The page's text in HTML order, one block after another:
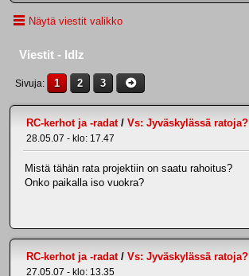
Näytä viestit valikko
Viestit - ldlz
Sivuja 1 2 3
RC-kerhot ja -radat/ Vs: Jyväskylässä ratoja?
28.05.07 - klo: 17.47
Mistä tähän rata projektiin on saatu rahoitus?
Onko paikalla iso vuokra?
RC-kerhot ja -radat/ Vs: Jyväskylässä ratoja?
27.05.07 - klo: 13.35